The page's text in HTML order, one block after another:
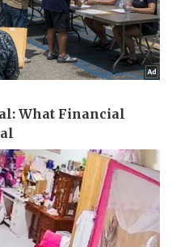
Ô tô - Xe máy
Xe máy
Tư vấn